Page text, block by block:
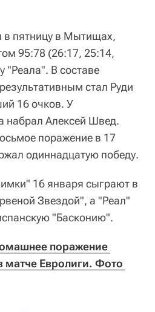
пятницу в Мытищах,
95:78 (26:17, 25:14,
"Реала". В составе
стал Руди
16 очков. У
набрал Алексей Швед.
поражение в 17
одиннадцатую победу.
16 января сыграют в
Звездой", а "Реал"
"Басконию".
поражение
матче Евролиги. Фото